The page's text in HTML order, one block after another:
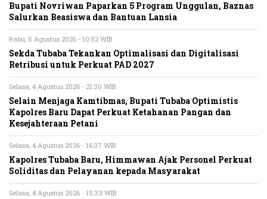
Bupati Novriwan Paparkan 5 Program Unggulan, Baznas
Salurkan Beasiswa dan Bantuan Lansia
Rabu, 5 Agustus 2026 - 10:52 WIB
Sekda Tubaba Tekankan Optimalisasi dan Digitalisasi
Retribusi untuk Perkuat PAD 2027
Selasa, 4 Agustus 2026 - 21:30 WIB
Selain Menjaga Kamtibmas, Bupati Tubaba Optimistis
Kapolres Baru Dapat Perkuat Ketahanan Pangan dan
Kesejahteraan Petani
Selasa, 4 Agustus 2026 - 16:37 WIB
Kapolres Tubaba Baru, Himmawan Ajak Personel Perkuat
Soliditas dan Pelayanan kepada Masyarakat
Selasa, 4 Agustus 2026 - 15:33 WIB